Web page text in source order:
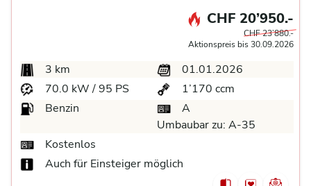
CHF 20’950.-
CHF 23’880.-
Aktionspreis bis 30.09.2026
3 km
01.01.2026
70.0 kW / 95 PS
1’170 ccm
Benzin
A
Umbaubar zu: A-35
Kostenlos
Auch für Einsteiger möglich